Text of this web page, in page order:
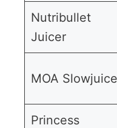
Nutribullet
Juicer
MOA
Princess